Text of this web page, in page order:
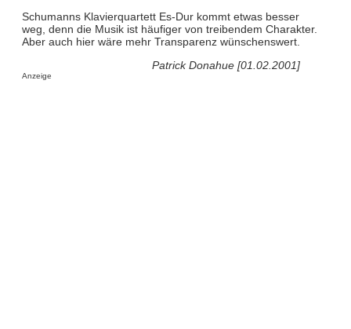
Schumanns Klavierquartett Es-Dur kommt etwas besser
weg, denn die Musik ist häufiger von treibendem Charakter.
Aber auch hier wäre mehr Transparenz wünschenswert.
Patrick Donahue [01.02.2001]
Anzeige